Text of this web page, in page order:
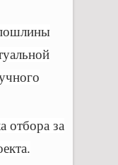
отбора за